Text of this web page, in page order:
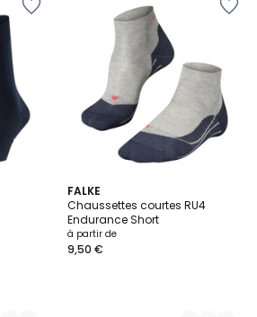
FALKE
Chaussettes courtes RU4
Endurance Short
à partir de
9,50 €
11
Couleurs